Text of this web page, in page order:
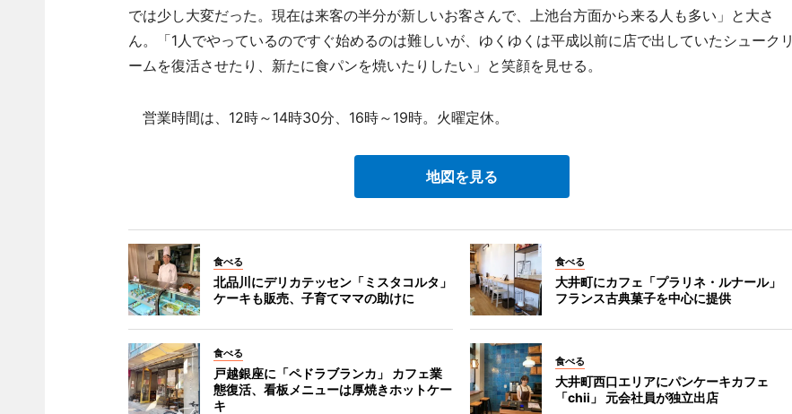
では少し大変だった。現在は来客の半分が新しいお客さんで、上池台方面から来る人も多い」と大さ
ん。「1人でやっているのですぐ始めるのは難しいが、ゆくゆくは平成以前に店で出していたシュークリ
ームを復活させたり、新たに食パンを焼いたりしたい」と笑顔を見せる。
営業時間は、12時～14時30分、16時～19時。火曜定休。
地図を見る
食べる
北品川にデリカテッセン「ミスタコルタ」
ケーキも販売、子育てママの助けに
食べる
大井町にカフェ「プラリネ・ルナール」
フランス古典菓子を中心に提供
食べる
戸越銀座に「ペドラブランカ」 カフェ業
態復活、看板メニューは厚焼きホットケー
キ
食べる
大井町西口エリアにパンケーキカフェ
「chii」 元会社員が独立出店